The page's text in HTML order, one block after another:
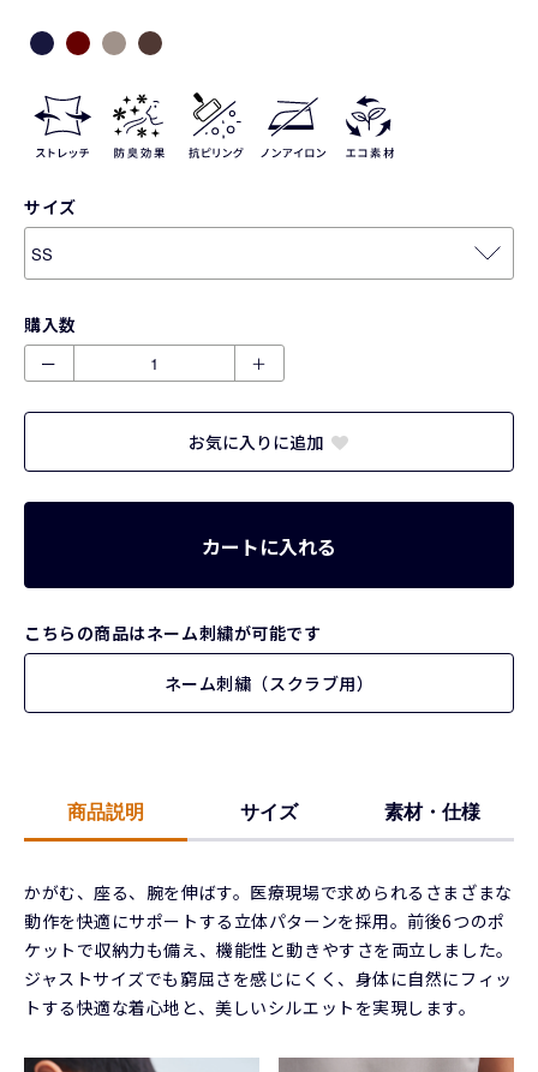
サイズ
購入数
ー ＋
お気に入りに追加
カートに入れる
こちらの商品はネーム刺繍が可能です
ネーム刺繍（スクラブ用）
商品説明 サイズ 素材・仕様
かがむ、座る、腕を伸ばす。医療現場で求められるさまざまな
動作を快適にサポートする立体パターンを採用。前後6つのポ
ケットで収納力も備え、機能性と動きやすさを両立しました。
ジャストサイズでも窮屈さを感じにくく、身体に自然にフィッ
トする快適な着心地と、美しいシルエットを実現します。